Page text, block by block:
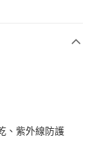
、紫外線防護